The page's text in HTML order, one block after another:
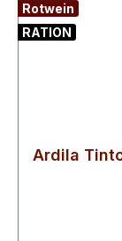
Rotwein
RATION
Ardila